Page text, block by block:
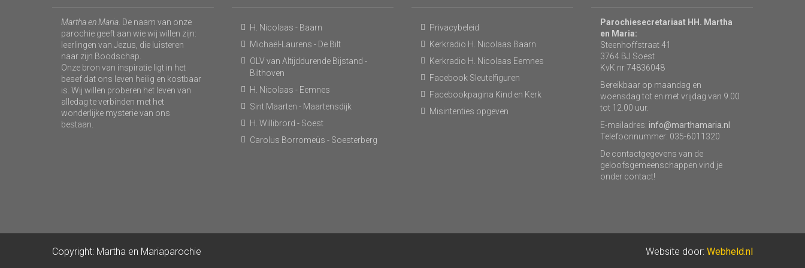
Martha en Maria . De naam van onze
parochie geeft aan wie wij willen zijn:
leerlingen van Jezus, die luisteren
naar zijn Boodschap.
Onze bron van inspiratie ligt in het
besef dat ons leven heilig en kostbaar
is. Wij willen proberen het leven van
alledag te verbinden met het
wonderlijke mysterie van ons
bestaan.
H. Nicolaas - Baarn
Michaël-Laurens - De Bilt
OLV van Altijddurende Bijstand -
Bilthoven
H. Nicolaas - Eemnes
Sint Maarten - Maartensdijk
H. Willibrord - Soest
Carolus Borromeüs - Soesterberg
Privacybeleid
Kerkradio H. Nicolaas Baarn
Kerkradio H. Nicolaas Eemnes
Facebook Sleutelfiguren
Facebookpagina Kind en Kerk
Misintenties opgeven
Parochiesecretariaat HH. Martha
en Maria:
Steenhoffstraat 41
3764 BJ Soest
KvK nr 74836048
Bereikbaar op maandag en
woensdag tot en met vrijdag van 9.00
tot 12.00 uur.
E-mailadres: info@marthamaria.nl
Telefoonnummer: 035-6011320
De contactgegevens van de
geloofsgemeenschappen vind je
onder contact!
Copyright: Martha en Mariaparochie Website door: Webheld.nl